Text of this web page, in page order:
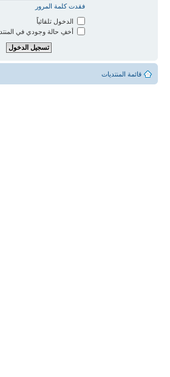
فقدت كلمة المرور
الدخول تلقائياً
أخفِ حالة وجودي في
قائمة المنتديات